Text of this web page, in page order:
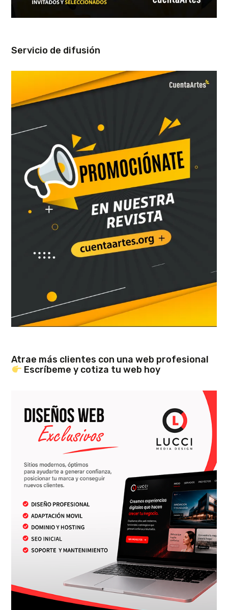
Servicio de difusión
Atrae más clientes con una web profesional
Escríbeme y cotiza tu web hoy